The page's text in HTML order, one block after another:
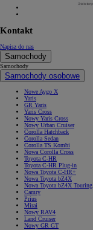
Kontakt
Napisz do nas
Samochody
Samochody
Samochody osobowe
Nowe Aygo X
Yaris
GR Yaris
Yaris Cross
Nowy Yaris Cross
Nowy Urban Cruiser
Corolla Hatchback
Corolla Sedan
Corolla TS Kombi
Nowa Corolla Cross
Toyota C-HR
Toyota C-HR Plug-in
Nowa Toyota C-HR+
Nowa Toyota bZ4X
Nowa Toyota bZ4X Touring
Camry
Prius
Mirai
Nowy RAV4
Land Cruiser
Nowy GR GT